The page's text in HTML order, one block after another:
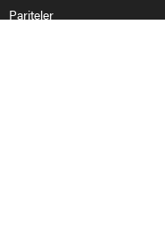
Pariteler